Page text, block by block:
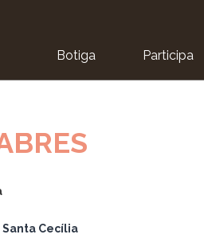
Botiga Participa
Cecília